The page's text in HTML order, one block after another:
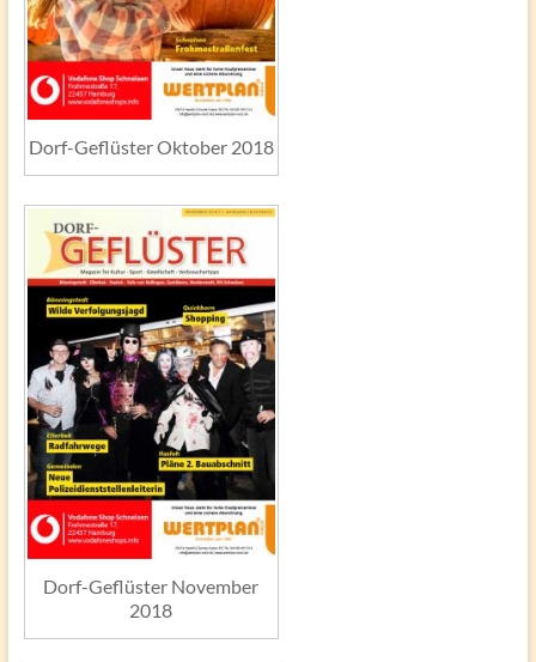
Dorf-Geflüster Oktober 2018
Dorf-Geflüster November
2018